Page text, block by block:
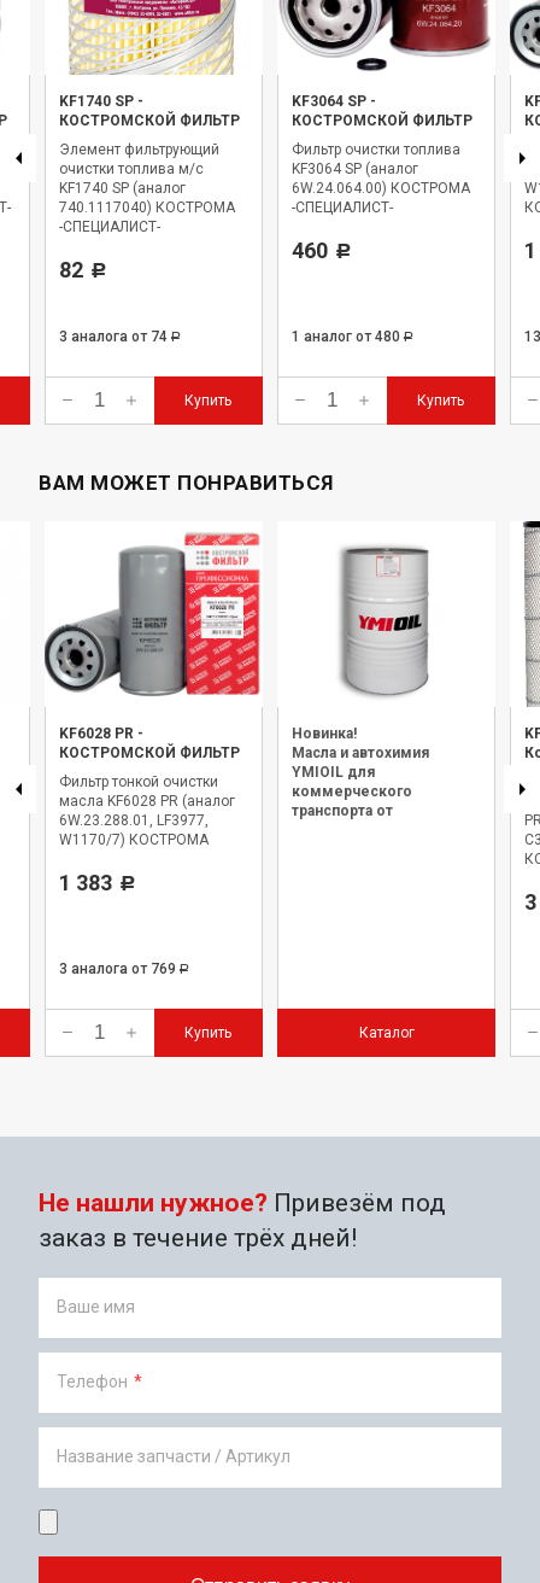
KF1740 SP -
КОСТРОМСКОЙ ФИЛЬТР
Элемент фильтрующий
очистки топлива м/с
KF1740 SP (аналог
740.1117040) КОСТРОМА
-СПЕЦИАЛИСТ-
82 Р
3 аналога от 74 Р
Купить
KF3064 SP -
КОСТРОМСКОЙ ФИЛЬТР
Фильтр очистки топлива
KF3064 SP (аналог
6W.24.064.00) КОСТРОМА
-СПЕЦИАЛИСТ-
460 Р
1 аналог от 480 Р
Купить
ВАМ МОЖЕТ ПОНРАВИТЬСЯ
KF6028 PR -
КОСТРОМСКОЙ ФИЛЬТР
Фильтр тонкой очистки
масла KF6028 PR (аналог
6W.23.288.01, LF3977,
W1170/7) КОСТРОМА
1 383 Р
3 аналога от 769 Р
Купить
Новинка!
Масла и автохимия
YMIOIL для
коммерческого
транспорта от
Каталог
Не нашли нужное? Привезём под
заказ в течение трёх дней!
Ваше имя
Телефон *
Название запчасти / Артикул